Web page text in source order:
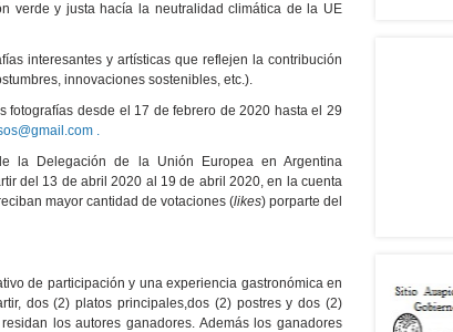
verde y justa hacía la neutralidad climática de la UE
interesantes y artísticas que reflejen la contribución
innovaciones sostenibles, etc.).
fotografías desde el 17 de febrero de 2020 hasta el 29
.
la Delegación de la Unión Europea en Argentina
del 13 de abril 2020 al 19 de abril 2020, en la cuenta
mayor cantidad de votaciones (likes) porparte del
de participación y una experiencia gastronómica en
dos (2) platos principales,dos (2) postres y dos (2)
los autores ganadores. Además los ganadores